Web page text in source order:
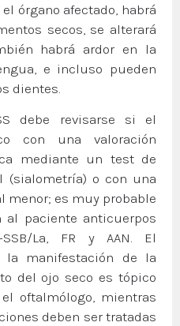
órgano afectado, habrá
secos, se alterará
habrá ardor en la
e incluso pueden
dientes.
debe revisarse si el
con una valoración
mediante un test de
(sialometría) o con una
menor; es muy probable
paciente anticuerpos
La, FR y AAN. El
la manifestación de la
del ojo seco es tópico
oftalmólogo, mientras
deben ser tratadas